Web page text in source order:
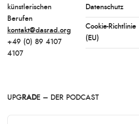
künstlerischen
Berufen
kontakt@dasrad.org
+49 (0) 89 4107
4107
Datenschutz
Cookie-Richtlinie
(EU)
UPG RADE – DER PODCAST
Audio